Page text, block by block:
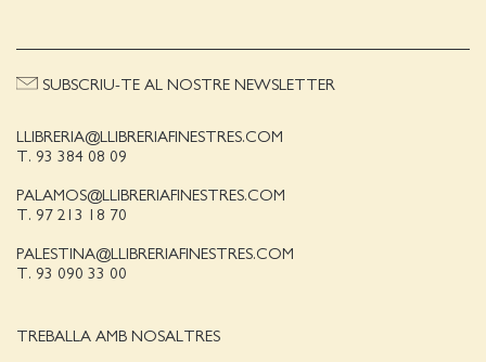
LLIBRERIA@LLIBRERIAFINESTRES.COM
T. 93 384 08 09
PALAMOS@LLIBRERIAFINESTRES.COM
T. 97 213 18 70
PALESTINA@LLIBRERIAFINESTRES.COM
T. 93 090 33 00
TREBALLA AMB NOSALTRES
SUBSCRIU-TE AL NOSTRE NEWSLETTER